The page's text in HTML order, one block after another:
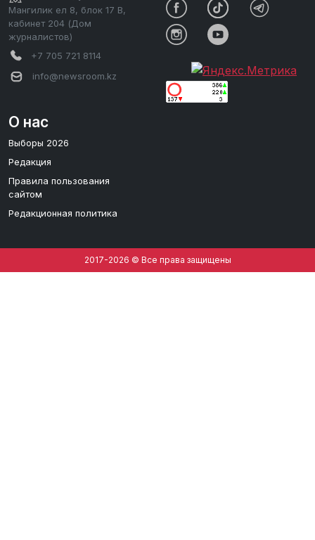
Мангилик ел 8, блок 17 В,
кабинет 204 (Дом
журналистов)
+7 705 721 8114
info@newsroom.kz
О нас
Выборы 2026
Редакция
Правила пользования
сайтом
Редакционная политика
2017-2026 © Все права защищены